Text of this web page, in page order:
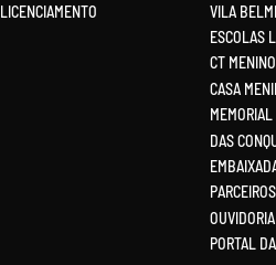
LICENCIAMENTO
VILA
ESCOLAS
CT
CASA
MEMORIAL
DAS
PARCEIROS
OUVIDORIA
PORTAL